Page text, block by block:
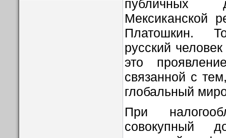
публичных
Мексиканской
Платошкин.
русский
это
связанной с
глобальный
При
совокупный